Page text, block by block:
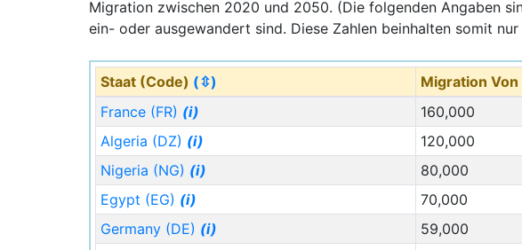
Migration zwischen 2020 und 2050. (Die folgenden Angaben
ein- oder ausgewandert sind. Diese Zahlen beinhalten somit
Staat (Code) (⇳) Migration Von
France (FR) (i) 160,000
Algeria (DZ) (i) 120,000
Nigeria (NG) (i) 80,000
Egypt (EG) (i) 70,000
Germany (DE) (i) 59,000